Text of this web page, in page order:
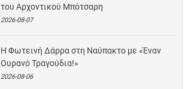
του Αρχοντικού Μπότσαρη
2026-08-07
Η Φωτεινή Δάρρα στη Ναύπακτο με «Έναν
Ουρανό Τραγούδια!»
2026-08-06